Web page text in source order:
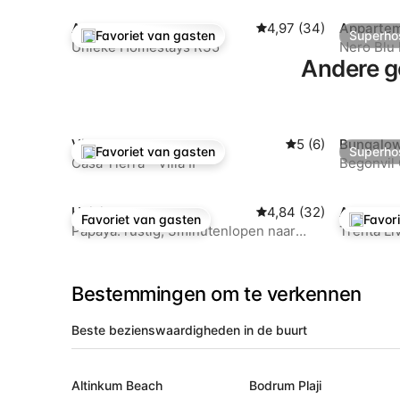
Topfavoriet van gasten
Favoriet van gasten
Appartement Gemiddelde
4,97 (34)
Unieke Homestays R35
Nero Blu
uitzicht
Andere
Topfavoriet van gasten
Favoriet van gasten
Villa Gemiddelde
5 (6)
Casa Tierra - Villa II
Begonvil
Favoriet van gasten
Favoriet van gasten
Huisje Gemiddelde
4,84 (32)
Papaya: rustig, 3minutenlopen naar
Trenta
Bestemmingen om te verkennen
Beste bezienswaardigheden in de buurt
Altinkum Beach Bodrum Plaji